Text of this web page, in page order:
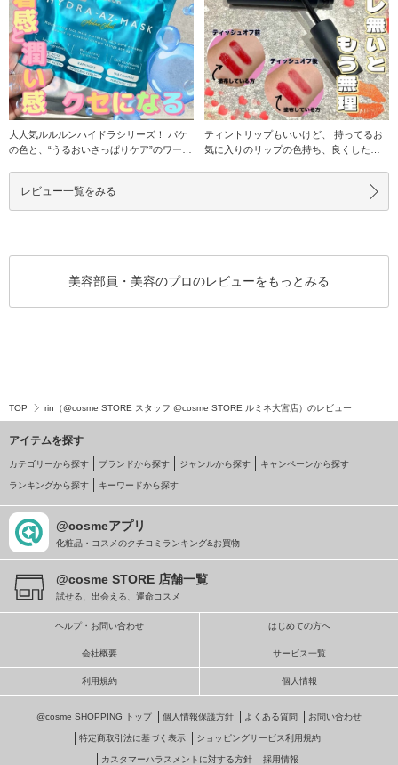
大人気ルルルンハイドラシリーズ！ パケ
の色と、“うるおいさっぱりケア”のワード
ティントリップもいいけど、 持ってるお
気に入りのリップの色持ち、良くしたく
レビュー一覧をみる
美容部員・美容のプロのレビューをもっとみる
TOP rin（@cosme STORE スタッフ @cosme STORE ルミネ大宮店）のレビュー
アイテムを探す
カテゴリーから探す ブランドから探す ジャンルから探す キャンペーンから探す
ランキングから探す キーワードから探す
@cosmeアプリ
化粧品・コスメのクチコミランキング&お買物
@cosme STORE 店舗一覧
試せる、出会える、運命コスメ
ヘルプ・お問い合わせ はじめての方へ
会社概要 サービス一覧
利用規約 個人情報
@cosme SHOPPING トップ 個人情報保護方針 よくある質問 お問い合わせ
特定商取引法に基づく表示 ショッピングサービス利用規約
カスタマーハラスメントに対する方針 採用情報